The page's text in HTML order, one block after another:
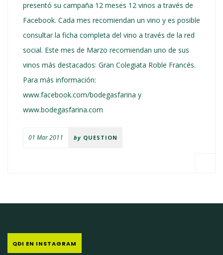
presentó su campaña 12 meses 12 vinos a través de
Facebook. Cada mes recomiendan un vino y es posible
consultar la ficha completa del vino a través de la red
social. Este mes de Marzo recomiendan uno de sus
vinos más destacados: Gran Colegiata Roble Francés.
Para más información:
www.facebook.com/bodegasfarina y
www.bodegasfarina.com
01 Mar 2011 by QUESTION
QDI EN INSTAGRAM